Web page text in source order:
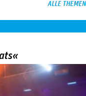
ALLE THEMEN